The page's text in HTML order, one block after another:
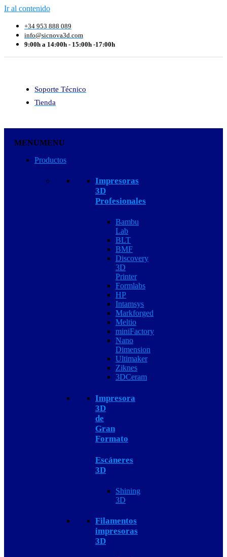
Ir al contenido
+34 953 888 089
info@sicnova3d.com
9:00h a 14:00h - 15:00h -17:00h
Soporte Técnico
Tienda
MENUMENU
Productos
Impresoras
3D
Profesionales
Bambu
Lab
BLT
BMF
Discovery
3D
Printer
Formlabs
HP
Intamsys
Markforged
Meltio
miniFactory
Nano
Dimension
Ultimaker
Ziknes
3DCeram
Impresora
3D
de
Gran
Formato
Escáneres
3D
Shining
3D
Filamentos
impresoras
3D